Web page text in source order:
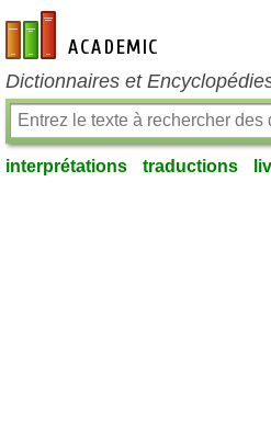
fr-academic.com
Dictionnaires et
interprétations traductions